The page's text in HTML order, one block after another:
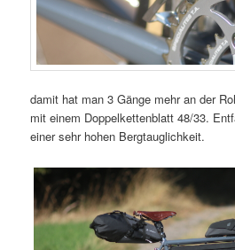
damit hat man 3 Gänge mehr an der
mit einem Doppelkettenblatt 48/33.
einer sehr hohen Bergtauglichkeit.